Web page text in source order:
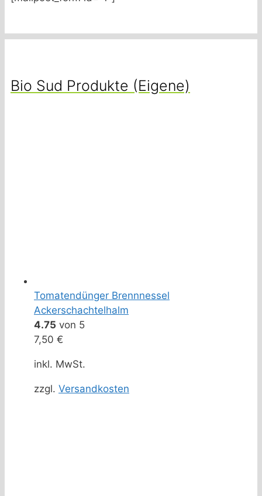
Bio Sud Produkte (Eigene)
Tomatendünger Brennnessel
Ackerschachtelhalm
4.75 von 5
7,50 €
inkl. MwSt.
zzgl. Versandkosten